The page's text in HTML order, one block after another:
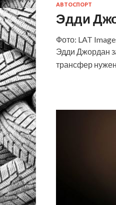
АВТОСПОРТ
Эдди
Фото: LAT
Эдди Джордан
трансфер